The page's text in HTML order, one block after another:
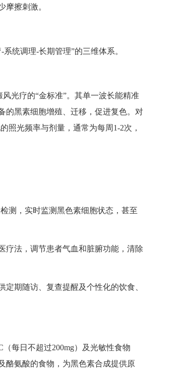
摩擦刺激。
统调理-长期管理”的三维体系。
光疗的“金标准”。其单一波长能精准
的黑素细胞增殖、迁移，促进复色。对
照光频率与剂量，通常为每周1-2次，
测，实时监测黑色素细胞状态，甚至
疗法，调节患者气血和脏腑功能，清除
定期随访、复查提醒及个性化的饮食、
每日不超过200mg）及光敏性食物
酪氨酸的食物，为黑色素合成提供原